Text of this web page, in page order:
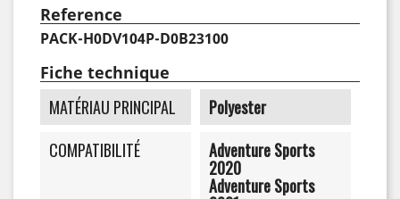
Reference
PACK-H0DV104P-D0B23100
Fiche technique
MATÉRIAU PRINCIPAL
Polyester
COMPATIBILITÉ
Adventure Sports
2020
Adventure Sports